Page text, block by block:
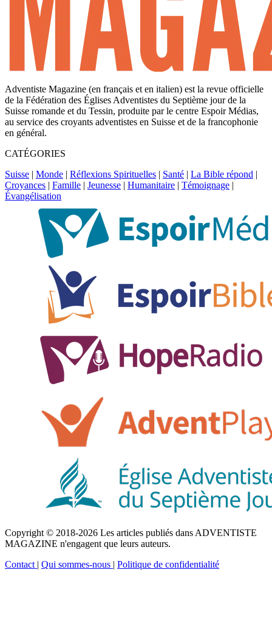
Adventiste Magazine (en français et en italien) est la revue officielle
de la Fédération des Églises Adventistes du Septième jour de la
Suisse romande et du Tessin, produite par le centre Espoir Médias,
au service des croyants adventistes en Suisse et de la francophonie
en général.
CATÉGORIES
Suisse | Monde | Réflexions Spirituelles | Santé | La Bible répond |
Croyances | Famille | Jeunesse | Humanitaire | Témoignage |
Évangélisation
Copyright © 2018-2026 Les articles publiés dans ADVENTISTE
MAGAZINE n'engagent que leurs auteurs.
Contact | Qui sommes-nous | Politique de confidentialité